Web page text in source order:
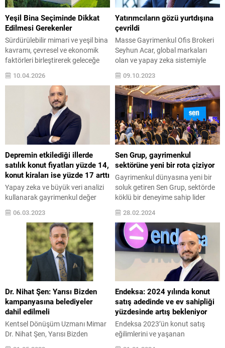
Yeşil Bina Seçiminde Dikkat
Edilmesi Gerekenler
Sürdürülebilir mimari ve yeşil bina
kavramı, çevresel ve ekonomik
faktörleri birleştirerek geleceğe
yönelik yapıların planlanmasını
ifade eder. Yeşil binalar, enerji ve
su kullanımında yüksek verimlilik,
çevresel etkilerin en aza
indirilmesi, sağlıklı iç mekan
ortamı ve sürdürülebilir malzeme
kullanımını önceliklendirir. Böylece
hem çevreye saygılı hem de
işletme maliyetleri daha düşük
yapılar...
10.04.2026
Yatırımcıların gözü yurtdışına
çevrildi
Masse Gayrimenkul Ofis Brokeri
Seyhun Acar, global markaları
olan ve yapay zeka sistemiyle
oluşturdukları acrinvestment.com
gayrimenkul platformunun, hem
yurt içi, hem de yurt dışında
yatırım yapmak isteyenlere önemli
fırsatlar sunduğunu söyledi.
Küreselleşen dünyada özellikle iş
insanlarının yeni yatırımlar için
yurtdışına yöneldiğini belirten
Acar, Türkiye’ye göre daha uygun
maliyetli ve döviz...
09.10.2023
Depremin etkilediği illerde
satılık konut fiyatları yüzde 14,
konut kiraları ise yüzde 17 arttı
Yapay zeka ve büyük veri analizi
kullanarak gayrimenkul değer
hesabı yapan Endeksa, deprem
öncesinde ve sonrasındaki
dönemi karşılaştırarak depremin
stoka ve konut fiyatlarına etkisini
inceledi. Çalışmaya göre,
depremin etkilediği illerde satılık
konut fiyatları ortalama %14,
konut kiraları ise ortalama %17
artış gösterirken, çevre illerdeki
satılık konut fiyatları %7, konut
kiraları...
06.03.2023
Sen Grup, gayrimenkul
sektörüne yeni bir rota çiziyor
Gayrimenkul dünyasına yeni bir
soluk getiren Sen Grup, sektörde
köklü bir deneyime sahip lider
yönetim ekibiyle çağın dijital
dönüşümünü ve trendlerini bir
araya getiriyor. Yakın zamanda
“Her şey senle güzel” felsefesini
tanıtan ve web sitesini aktif hale
getiren grup, geleneksel
gayrimenkul anlayışını geride
bırakarak inovatif ve dinamik
deneyimleri öne çıkaran...
28.02.2024
Dr. Nihat Şen: Yarısı Bizden
kampanyasına belediyeler
dahil edilmeli
Kentsel Dönüşüm Uzmanı Mimar
Dr. Nihat Şen, Yarısı Bizden
kampanyası hakkında açıklama
Endeksa: 2024 yılında konut
satış adedinde ve ev sahipliği
yüzdesinde artış bekleniyor
Endeksa 2023’ün konut satış
eğilimlerini ve yaşanan
dalgalanmaların nedenlerini